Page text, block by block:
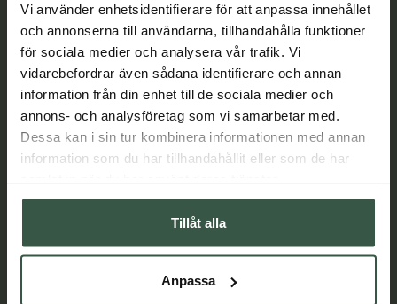
Vi använder enhetsidentifierare för att anpassa innehållet
och annonserna till användarna, tillhandahålla funktioner
för sociala medier och analysera vår trafik. Vi
vidarebefordrar även sådana identifierare och annan
information från din enhet till de sociala medier och
annons- och analysföretag som vi samarbetar med.
Dessa kan i sin tur kombinera informationen med annan
information som du har tillhandahållit eller som de har
Tillåt alla
Anpassa
Lär dig mer